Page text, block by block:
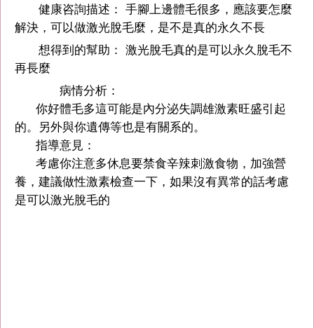
健康咨詢描述： 手腳上邊體毛很多，應該要怎麼
解決，可以做激光脫毛麼，是不是真的永久不長
想得到的幫助： 激光脫毛真的是可以永久脫毛不
再長麼
病情分析：
你好體毛多這可能是內分泌失調雄激素旺盛引起
的。另外與你遺傳等也是有關系的。
指導意見：
考慮你注意多休息要禁食辛辣刺激食物，加強營
養，建議做性激素檢查一下，如果沒有異常的話考慮
是可以激光脫毛的